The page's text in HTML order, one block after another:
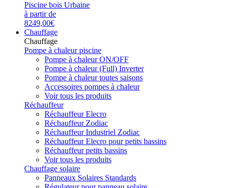
Piscine bois Urbaine
à partir de
8249,00€
Chauffage
Chauffage
Pompe à chaleur piscine
Pompe à chaleur ON/OFF
Pompe à chaleur (Full) Inverter
Pompe à chaleur toutes saisons
Accessoires pompes à chaleur
Voir tous les produits
Réchauffeur
Réchauffeur Elecro
Réchauffeur Zodiac
Réchauffeur Industriel Zodiac
Réchauffeur Elecro pour petits bassins
Réchauffeur petits bassins
Voir tous les produits
Chauffage solaire
Panneaux Solaires Standards